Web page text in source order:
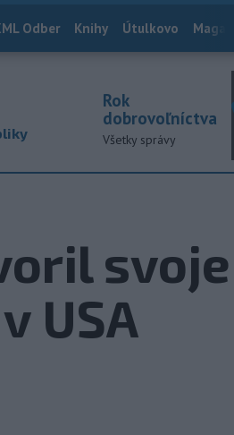
Odber Knihy Útulkovo
Rok
dobrovoľníctva
Všetky správy
svoje
USA